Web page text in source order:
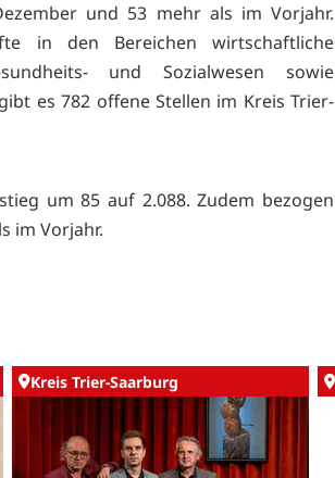
und 53 mehr als im Vorjahr.
in den Bereichen wirtschaftliche
und Sozialwesen sowie
es 782 offene Stellen im Kreis Trier-
um 85 auf 2.088. Zudem bezogen
im Vorjahr.
Kreis Trier-Saarburg